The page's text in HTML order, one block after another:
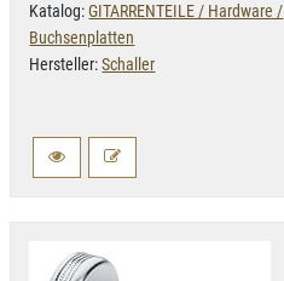
Katalog:GITARRENTEILE / Hardware /
Buchsenplatten
Hersteller:Schaller